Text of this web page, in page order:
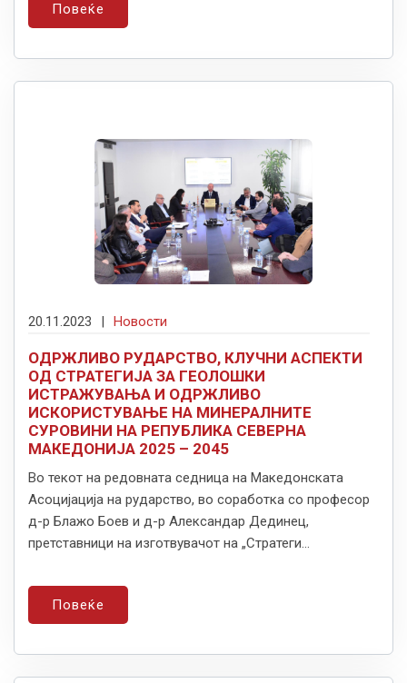
Повеќе
20.11.2023 | Новости
ОДРЖЛИВО РУДАРСТВО, КЛУЧНИ АСПЕКТИ
ОД СТРАТЕГИЈА ЗА ГЕОЛОШКИ
ИСТРАЖУВАЊА И ОДРЖЛИВО
ИСКОРИСТУВАЊЕ НА МИНЕРАЛНИТЕ
СУРОВИНИ НА РЕПУБЛИКА СЕВЕРНА
МАКЕДОНИЈА 2025 – 2045
Во текот на редовната седница на Македонската
Асоцијација на рударство, во соработка со професор
д-р Блажо Боев и д-р Александар Дединец,
претставници на изготвувачот на „Стратеги...
Повеќе